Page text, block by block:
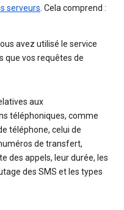
serveurs. Cela comprend :
avez utilisé le service
que vos requêtes de
aux
téléphoniques, comme
téléphone, celui de
de transfert,
des appels, leur durée, les
des SMS et les types